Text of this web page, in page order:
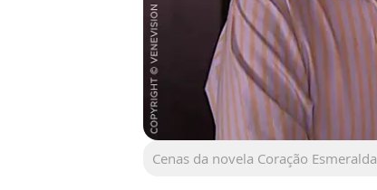
Cenas da novela Coração Esmeralda